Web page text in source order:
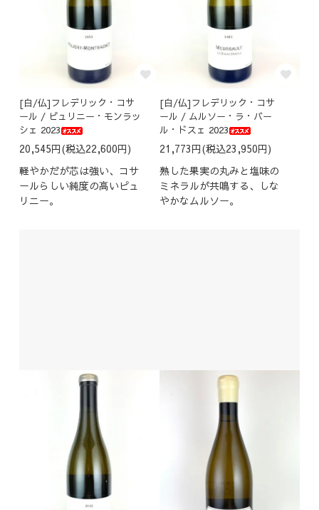
[白/仏]フレデリック・コサ
ール / ピュリニー・モンラッ
シェ 2023
20,545円(税込22,600円)
軽やかだが芯は強い、コサ
ールらしい純度の高いピュ
リニー。
[白/仏]フレデリック・コサ
ール / ムルソー・ラ・バー
ル・ドスェ 2023
21,773円(税込23,950円)
熟した果実の丸みと塩味の
ミネラルが共鳴する、しな
やかなムルソー。